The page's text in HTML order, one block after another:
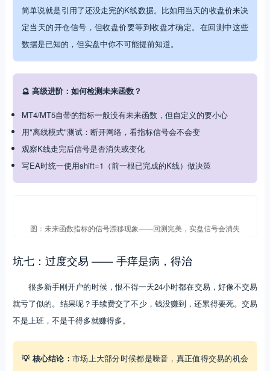
简单说就是引用了还没走完的K线数据。比如用当天的收盘价来决
定当天的开仓信号，但收盘价要等到收盘才确定。在回测中这些
数据是已知的，但实盘中你不可能提前知道。
🔮 高级进阶：如何检测未来函数？
MT4/MT5自带的指标一般没有未来函数，但自定义的要小心
用"离线模式"测试：断开网络，看指标信号会不会变
观察K线走完后信号是否消失或变化
写EA时统一使用shift=1（前一根已完成的K线）做决策
图：未来函数指标的信号漂移现象——回测完美，实盘信号会消失
坑七：过度交易 —— 手痒是病，得治
很多新手刚开户的时候，恨不得一天24小时都在交易，好像不交易
就亏了似的。结果呢？手续费交了不少，钱没赚到，还累得要死。交易
不是上班，不是干得多就赚得多。
💡 核心结论： 市场上大部分时候都是噪音，真正值得交易的机会